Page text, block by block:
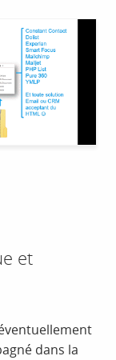
et
dans la